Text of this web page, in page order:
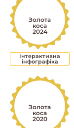
Золота
коса
2024
Інтерактивна
інфографіка
Золота
коса
2020